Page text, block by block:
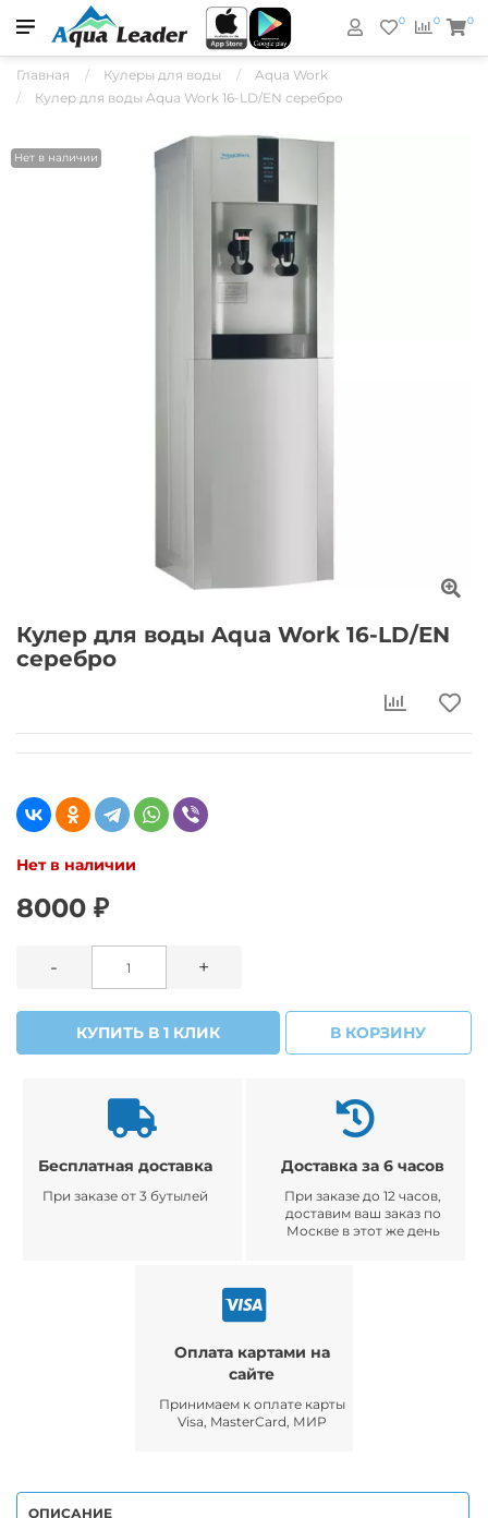
0
0 0
Главная Кулеры для воды
Aqua Work
Кулер для воды Aqua Work 16-LD/EN серебро
Нет в наличии
Кулер для воды Aqua Work 16-LD/EN
серебро
Нет в наличии
8000 ₽
- +
КУПИТЬ В 1 КЛИК В КОРЗИНУ
Бесплатная доставка
При заказе от 3 бутылей
Доставка за 6 часов
При заказе до 12 часов,
доставим ваш заказ по
Москве в этот же день
Оплата картами на
сайте
Принимаем к оплате карты
Visa, MasterCard, МИР
ОПИСАНИЕ